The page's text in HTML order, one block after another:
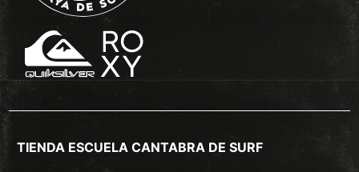
TIENDA ESCUELA CANTABRA DE SURF